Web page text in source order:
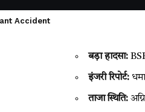
Accident
बड़ा हादसा:
इंजरी रिपोर्ट:
ताजा स्थिति: